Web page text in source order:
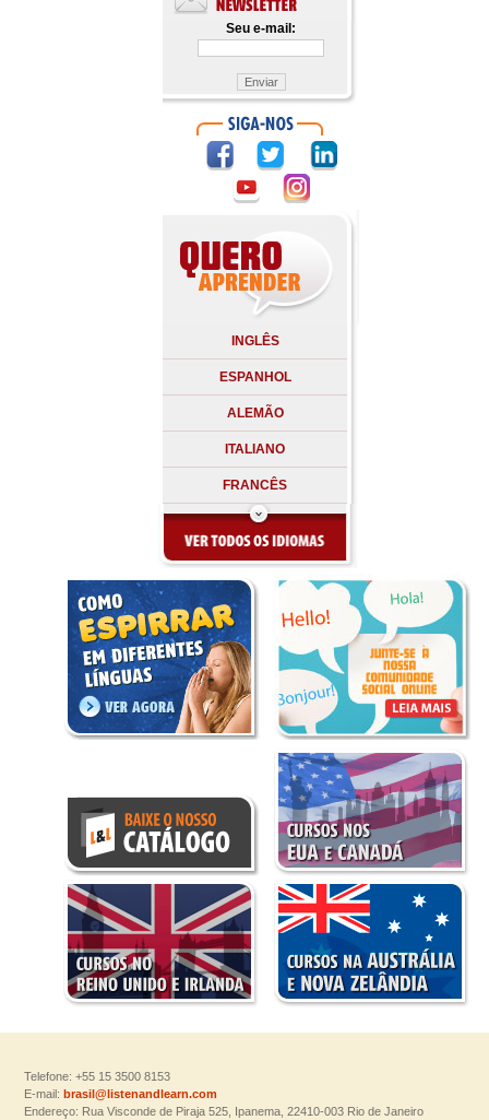
Seu e-mail:
INGLÊS
ESPANHOL
ALEMÃO
ITALIANO
FRANCÊS
Telefone: +55 15 3500 8153
E-mail:brasil@listenandlearn.com
Endereço: Rua Visconde de Piraja 525, Ipanema, 22410-003 Rio de Janeiro